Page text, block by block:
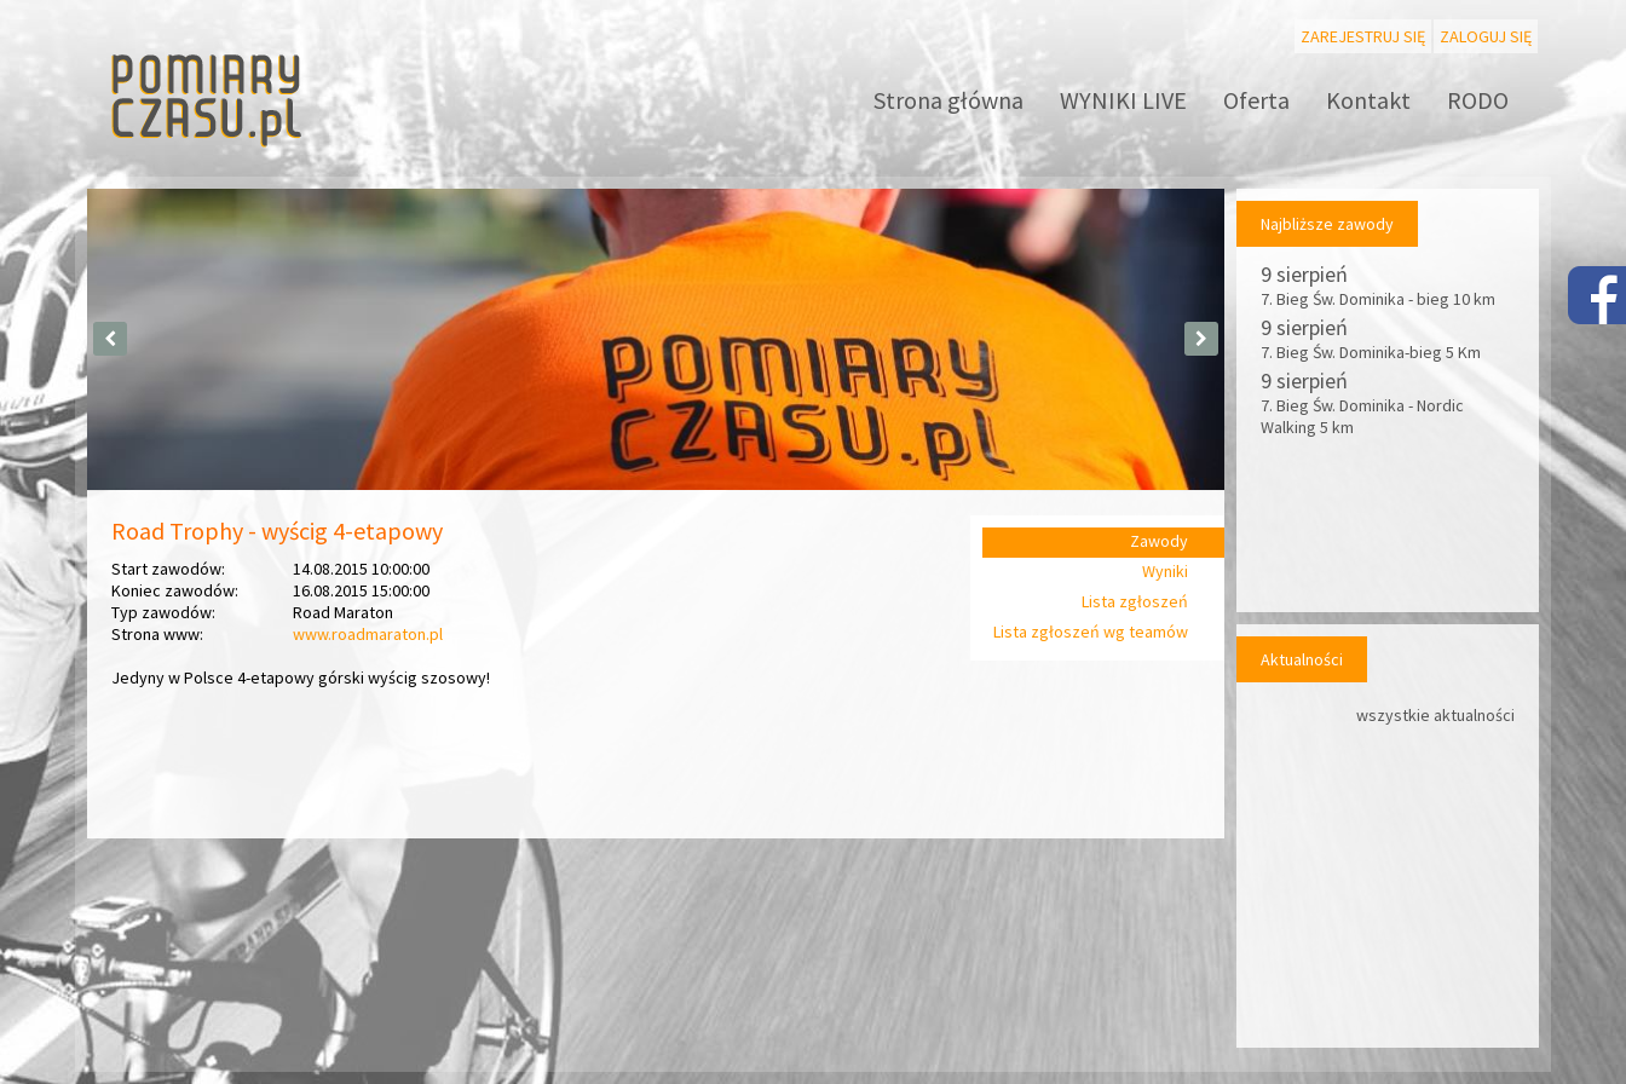
ZAREJESTRUJ SIĘ ZALOGUJ SIĘ
Strona główna WYNIKI LIVE Oferta Kontakt RODO
Najbliższe zawody
9 sierpień
7. Bieg Św. Dominika - bieg 10 km
9 sierpień
7. Bieg Św. Dominika-bieg 5 Km
9 sierpień
7. Bieg Św. Dominika - Nordic
Walking 5 km
Aktualności
wszystkie aktualności
Zawody
Wyniki
Lista zgłoszeń
Lista zgłoszeń wg teamów
Road Trophy - wyścig 4-etapowy
Start zawodów:
14.08.2015 10:00:00
Koniec zawodów:
16.08.2015 15:00:00
Typ zawodów:
Road Maraton
Strona www:
www.roadmaraton.pl
Jedyny w Polsce 4-etapowy górski wyścig szosowy!